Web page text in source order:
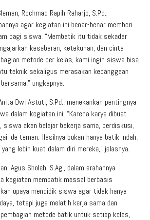
Rochmad Rapih Raharjo, S.Pd.,
agar kegiatan ini benar-benar memberi
bagi siswa. “Membatik itu tidak sekadar
kesabaran, ketekunan, dan cinta
metode per kelas, kami ingin siswa bisa
teknik sekaligus merasakan kebanggaan
ungkapnya.
Dwi Astuti, S.Pd., menekankan pentingnya
dalam kegiatan ini. “Karena karya dibuat
siswa akan belajar bekerja sama, berdiskusi,
ide teman. Hasilnya bukan hanya batik indah,
lebih kuat dalam diri mereka,” jelasnya.
Agus Sholeh, S.Ag., dalam arahannya
kegiatan membatik massal berbasis
upaya mendidik siswa agar tidak hanya
tetapi juga melatih kerja sama dan
metode batik untuk setiap kelas,